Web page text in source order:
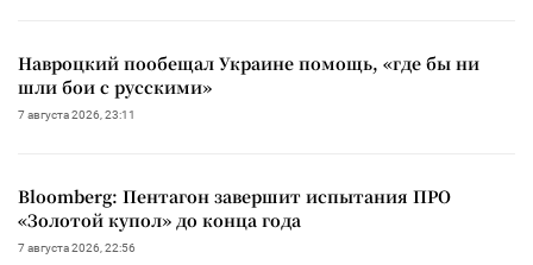
Навроцкий пообещал Украине помощь, «где бы ни
шли бои с русскими»
7 августа 2026, 23:11
Bloomberg: Пентагон завершит испытания ПРО
«Золотой купол» до конца года
7 августа 2026, 22:56